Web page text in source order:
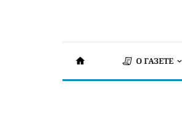
О ГАЗЕТЕ